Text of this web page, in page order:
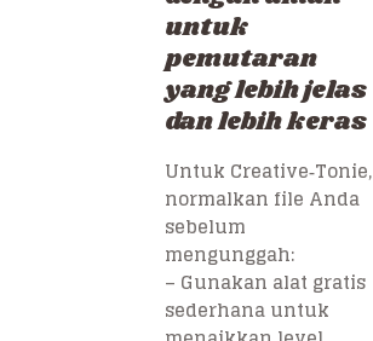
untuk
pemutaran
yang lebih jelas
dan lebih keras
Untuk Creative‑Tonie,
normalkan file Anda
sebelum
mengunggah:
– Gunakan alat gratis
sederhana untuk